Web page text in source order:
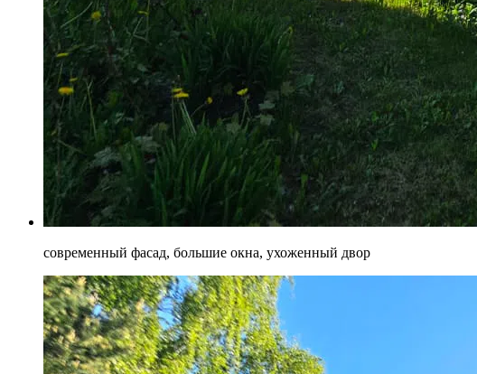
современный фасад, большие окна, ухоженный двор